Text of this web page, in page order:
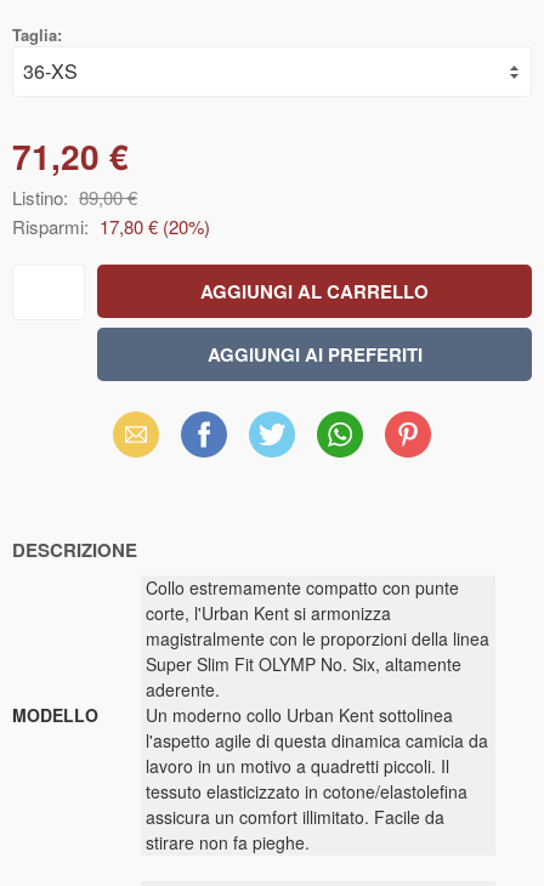
Taglia:
71,20 €
Listino: 89,00 €
Risparmi: 17,80 € (20%)
Email Facebook X WhatsAppPinterest
DESCRIZIONE
MODELLO
Collo estremamente compatto con punte
corte, l'Urban Kent si armonizza
magistralmente con le proporzioni della linea
Super Slim Fit OLYMP No. Six, altamente
aderente.
Un moderno collo Urban Kent sottolinea
l'aspetto agile di questa dinamica camicia da
lavoro in un motivo a quadretti piccoli. Il
tessuto elasticizzato in cotone/elastolefina
assicura un comfort illimitato. Facile da
stirare non fa pieghe.